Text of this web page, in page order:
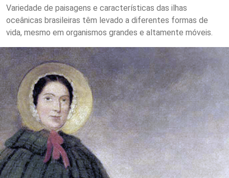
Variedade de paisagens e características das ilhas
oceânicas brasileiras têm levado a diferentes formas de
vida, mesmo em organismos grandes e altamente móveis.